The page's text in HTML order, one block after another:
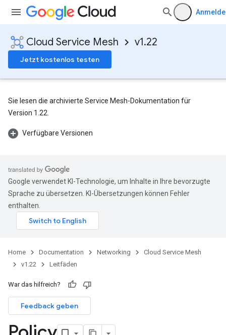
Cloud Service Mesh v1.22
Jetzt kostenlos testen
Sie lesen die archivierte Service Mesh-Dokumentation für
Version 1.22.
Verfügbare Versionen
Google verwendet KI-Technologie, um Inhalte in Ihre bevorzugte
Sprache zu übersetzen. KI-Übersetzungen können Fehler
enthalten.
Home Documentation Networking
Cloud Service Mesh
v1.22
Leitfäden
War das hilfreich?
Feedback geben